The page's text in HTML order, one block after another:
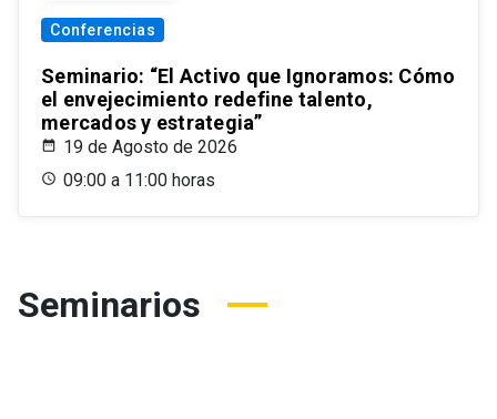
Conferencias
Seminario: “El Activo que Ignoramos: Cómo
el envejecimiento redefine talento,
mercados y estrategia”
19 de Agosto de 2026
09:00 a 11:00 horas
Seminarios